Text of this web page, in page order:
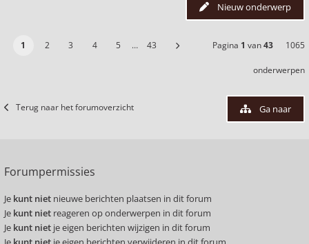
Nieuw onderwerp
1 2 3 4 5 … 43 Pagina 1 van43 1065
onderwerpen
Terug naar het forumoverzicht Ga naar
Forumpermissies
Je kunt niet nieuwe berichten plaatsen in dit forum
Je kunt niet reageren op onderwerpen in dit forum
Je kunt niet je eigen berichten wijzigen in dit forum